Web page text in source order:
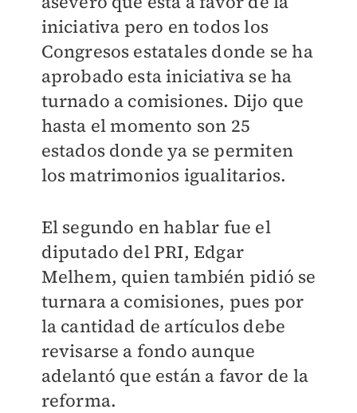
iniciativa pero en todos los
Congresos estatales donde se ha
aprobado esta iniciativa se ha
turnado a comisiones. Dijo que
hasta el momento son 25
estados donde ya se permiten
los matrimonios igualitarios.
El segundo en hablar fue el
diputado del PRI, Edgar
Melhem, quien también pidió se
turnara a comisiones, pues por
la cantidad de artículos debe
revisarse a fondo aunque
adelantó que están a favor de la
reforma.